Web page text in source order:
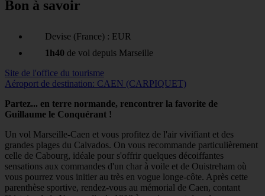
Bon à savoir
Devise (France) : EUR
1h40 de vol depuis Marseille
Site de l'office du tourisme
Aéroport de destination: CAEN (CARPIQUET)
Partez... en terre normande, rencontrer la favorite de
Guillaume le Conquérant !
Un vol Marseille-Caen et vous profitez de l'air vivifiant et des
grandes plages du Calvados. On vous recommande particulièrement
celle de Cabourg, idéale pour s'offrir quelques décoiffantes
sensations aux commandes d'un char à voile et de Ouistreham où
vous pourrez vous initier au très en vogue longe-côte. Après cette
parenthèse sportive, rendez-vous au mémorial de Caen, contant